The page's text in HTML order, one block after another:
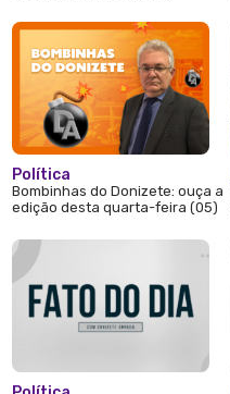
Política
Bombinhas do Donizete: ouça a
edição desta quarta-feira (05)